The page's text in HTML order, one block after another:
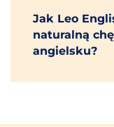
Jak Leo
naturalną
angielsku?